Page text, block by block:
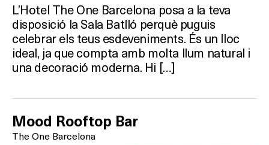
L’Hotel The One Barcelona posa a la teva
disposició la Sala Batlló perquè puguis
celebrar els teus esdeveniments. És un lloc
ideal, ja que compta amb molta llum natural i
una decoració moderna. Hi […]
Mood Rooftop Bar
The One Barcelona